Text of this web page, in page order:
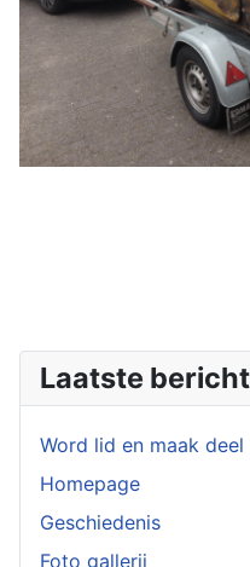
Laatste
Word lid en maak
Homepage
Geschiedenis
Foto gallerij